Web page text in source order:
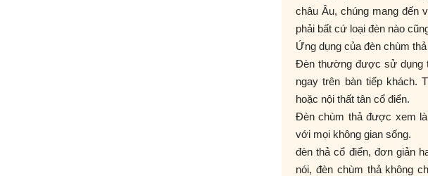
châu Âu, chúng mang đến
phải bất cứ loại đèn nào
Ứng dụng của đèn chùm thả
Đèn thường được sử dụng
ngay trên bàn tiếp khách.
hoặc nội thất tân cổ điển.
Đèn chùm thả được xem
với mọi không gian sống.
đèn thả cổ điển, đơn giản
nói, đèn chùm thả không